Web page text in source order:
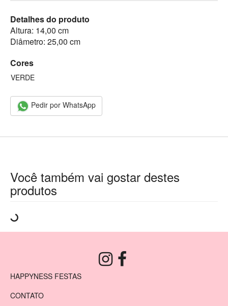
Detalhes do produto
Altura: 14,00 cm
Diâmetro: 25,00 cm
Cores
VERDE
Pedir por WhatsApp
Você também vai gostar destes
produtos
HAPPYNESS FESTAS
CONTATO